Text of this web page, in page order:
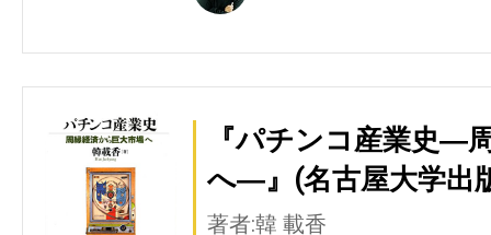
『パチンコ産業史―
へ―』(名古屋大学出
著者:韓 載香